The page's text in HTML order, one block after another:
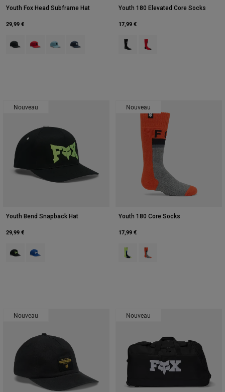
Youth Fox Head Subframe Hat
29,99 €
Product swatch type of Noir.
Product swatch type of Rouge flamme.
Product swatch type of Bleu glacial.
Product swatch type of Bleu minuit.
Youth 180 Elevated Core Socks
17,99 €
Product swatch type of Noir.
Product swatch type of
Nouveau
Youth Bend Snapback Hat
29,99 €
Product swatch type of Noir.
Product swatch type of Bleu.
Nouveau
Youth 180 Core Socks
17,99 €
Product swatch type of Hi Viz
Product swatch type of
Nouveau Nouveau